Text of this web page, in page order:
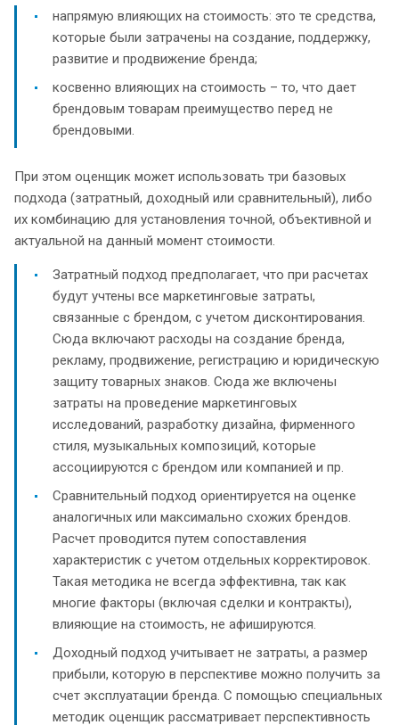
напрямую влияющих на стоимость: это те средства,
которые были затрачены на создание, поддержку,
развитие и продвижение бренда;
косвенно влияющих на стоимость – то, что дает
брендовым товарам преимущество перед не
брендовыми.
При этом оценщик может использовать три базовых
подхода (затратный, доходный или сравнительный), либо
их комбинацию для установления точной, объективной и
актуальной на данный момент стоимости.
Затратный подход предполагает, что при расчетах
будут учтены все маркетинговые затраты,
связанные с брендом, с учетом дисконтирования.
Сюда включают расходы на создание бренда,
рекламу, продвижение, регистрацию и юридическую
защиту товарных знаков. Сюда же включены
затраты на проведение маркетинговых
исследований, разработку дизайна, фирменного
стиля, музыкальных композиций, которые
ассоциируются с брендом или компанией и пр.
Сравнительный подход ориентируется на оценке
аналогичных или максимально схожих брендов.
Расчет проводится путем сопоставления
характеристик с учетом отдельных корректировок.
Такая методика не всегда эффективна, так как
многие факторы (включая сделки и контракты),
влияющие на стоимость, не афишируются.
Доходный подход учитывает не затраты, а размер
прибыли, которую в перспективе можно получить за
счет эксплуатации бренда. С помощью специальных
методик оценщик рассматривает перспективность